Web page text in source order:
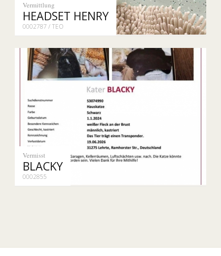
Vermittlung
HEADSET HENRY
0002787 / TEO
Vermisst
BLACKY
0002855